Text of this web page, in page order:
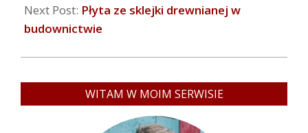
Next Post: Płyta ze sklejki drewnianej w
budownictwie
WITAM W MOIM SERWISIE